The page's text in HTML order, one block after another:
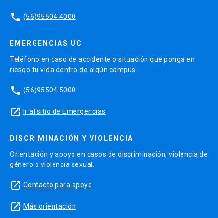
phone (56)95504 4000
EMERGENCIAS UC
Teléfono en caso de accidente o situación que ponga en
riesgo tu vida dentro de algún campus.
phone (56)95504 5000
launch Ir al sitio de Emergencias
DISCRIMINACIÓN Y VIOLENCIA
Orientación y apoyo en casos de discriminación, violencia de
género o violencia sexual.
launch Contacto para apoyo
launch Más orientación